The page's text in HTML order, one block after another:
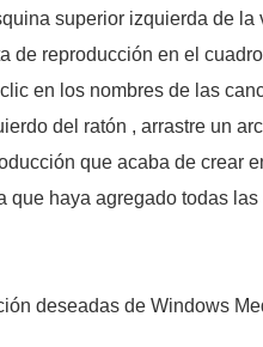
superior izquierda de la
de reproducción en el
en los nombres de las
del ratón , arrastre un
que acaba de crear
que haya agregado todas
deseadas de Windows